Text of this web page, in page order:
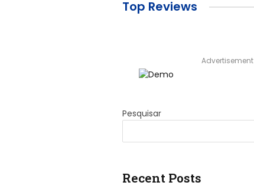
Top Reviews
Advertisement
Pesquisar
Recent Posts